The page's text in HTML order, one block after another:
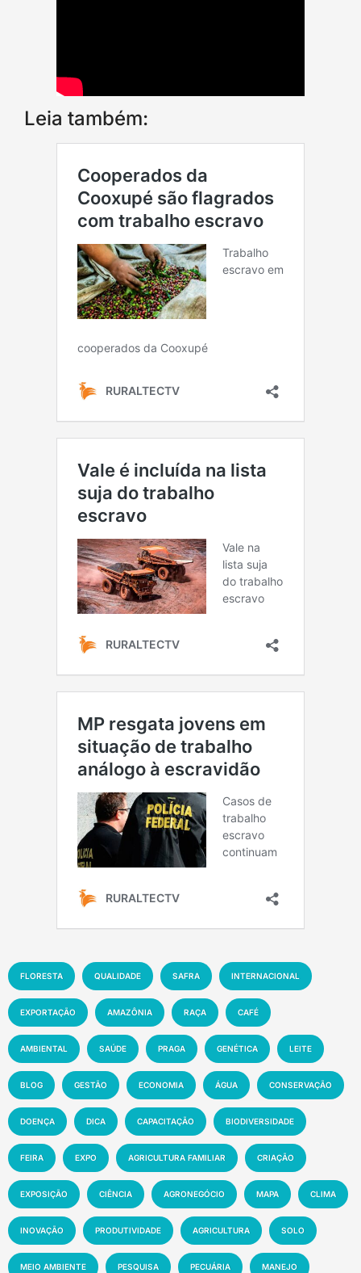
Leia também:
FLORESTA QUALIDADE SAFRA INTERNACIONAL
EXPORTAÇÃO AMAZÔNIA RAÇA CAFÉ
AMBIENTAL SAÚDE PRAGA GENÉTICA LEITE
BLOG GESTÃO ECONOMIA ÁGUA CONSERVAÇÃO
DOENÇA DICA CAPACITAÇÃO BIODIVERSIDADE
FEIRA EXPO AGRICULTURA FAMILIAR CRIAÇÃO
EXPOSIÇÃO CIÊNCIA AGRONEGÓCIO MAPA CLIMA
INOVAÇÃO PRODUTIVIDADE AGRICULTURA SOLO
MEIO AMBIENTE PESQUISA PECUÁRIA MANEJO